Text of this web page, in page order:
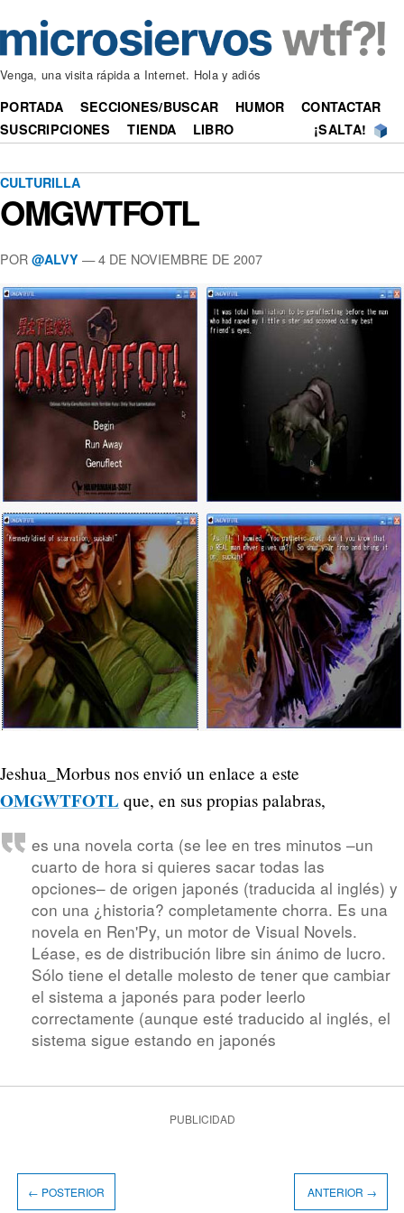
Venga, una visita rápida a Internet. Hola y adiós
PORTADA SECCIONES/BUSCAR HUMOR
CONTACTAR
SUSCRIPCIONES
TIENDA LIBRO ¡SALTA!
CULTURILLA
OMGWTFOTL
POR @ALVY —4 DE NOVIEMBRE DE 2007
Jeshua_Morbus nos envió un enlace a este
OMGWTFOTL que, en sus propias palabras,
es una novela corta (se lee en tres minutos –un
cuarto de hora si quieres sacar todas las
opciones– de origen japonés (traducida al inglés) y
con una ¿historia? completamente chorra. Es una
novela en Ren'Py, un motor de Visual Novels.
Léase, es de distribución libre sin ánimo de lucro.
Sólo tiene el detalle molesto de tener que cambiar
el sistema a japonés para poder leerlo
correctamente (aunque esté traducido al inglés, el
sistema sigue estando en japonés
PUBLICIDAD
← POSTERIOR ANTERIOR →